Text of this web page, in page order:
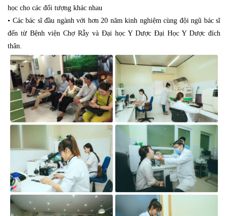
học cho các đối tượng khác nhau
• Các bác sĩ đầu ngành với hơn 20 năm kinh nghiệm cùng đội ngũ bác sĩ
đến từ Bệnh viện Chợ Rẫy và Đại học Y Dược Đại Học Y Dược đích
thân.